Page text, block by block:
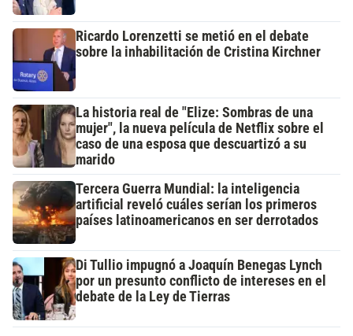
Ricardo Lorenzetti se metió en el debate
sobre la inhabilitación de Cristina Kirchner
La historia real de "Elize: Sombras de una
mujer", la nueva película de Netflix sobre el
caso de una esposa que descuartizó a su
marido
Tercera Guerra Mundial: la inteligencia
artificial reveló cuáles serían los primeros
países latinoamericanos en ser derrotados
Di Tullio impugnó a Joaquín Benegas Lynch
por un presunto conflicto de intereses en el
debate de la Ley de Tierras